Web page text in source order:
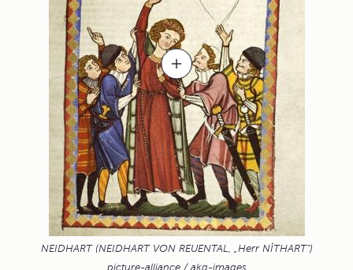
NEIDHART (NEIDHART VON REUENTAL, „Herr NÎTHART“)
picture-alliance / akg-images